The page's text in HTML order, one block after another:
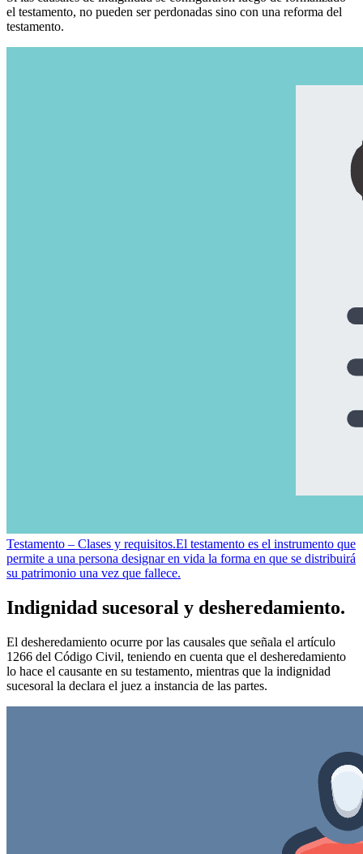
el testamento, no pueden ser perdonadas sino con una reforma del
testamento.
Testamento – Clases y requisitos.El testamento es el instrumento que
permite a una persona designar en vida la forma en que se distribuirá
su patrimonio una vez que fallece.
Indignidad sucesoral y desheredamiento.
El desheredamiento ocurre por las causales que señala el artículo
1266 del Código Civil, teniendo en cuenta que el desheredamiento
lo hace el causante en su testamento, mientras que la indignidad
sucesoral la declara el juez a instancia de las partes.